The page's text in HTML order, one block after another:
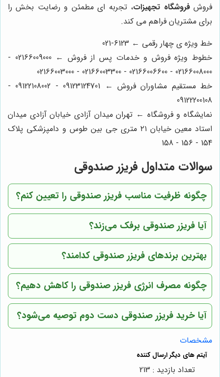
فروشفروشگاه تجهیزات، تجربه ای مطمئن و رضایت بخش را
برای مشتریان فراهم می کند.
خط ویژه ی چهار رقمی ← 6123-021
خطوط ویژه فروش و خدمات پس از فروش ← 02166009000 -
02166008000 - 02166006600 - 02166003300 - 02166003000
خط مستقیم مشاوران فروش ← 09123124701 - 09122108002 -
09122200108
نمایشگاه و فروشگاه ← تهران میدان آزادی خیابان آزادی میدان
استاد معین خیابان ۲۱ متری جی بین طوس و دامپزشکی پلاک
154 - 156 - 158
سوالات متداول فریزر صندوقی
چگونه ظرفیت مناسب فریزر صندوقی را تعیین کنم؟
آیا فریزر صندوقی برفک می‌زند؟
بهترین برندهای فریزر صندوقی کدامند؟
چگونه مصرف انرژی فریزر صندوقی را کاهش دهیم؟
آیا خرید فریزر صندوقی دست دوم توصیه می‌شود؟
مشخصات
تعداد بازدید : 213